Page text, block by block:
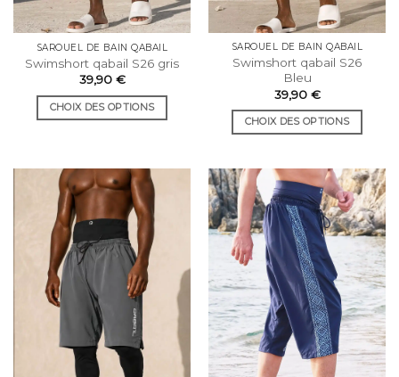
SAROUEL DE BAIN QABAIL
Swimshort qabail S26 gris
39,90 €
CHOIX DES OPTIONS
a
plusieurs
variations.
Les
options
peuvent
choisies
sur
la
page
SAROUEL DE BAIN QABAIL
Swimshort qabail S26
Bleu
39,90 €
CHOIX DES OPTIONS
a
plusieurs
variations.
Les
options
peuvent
être
choisies
sur
la
page